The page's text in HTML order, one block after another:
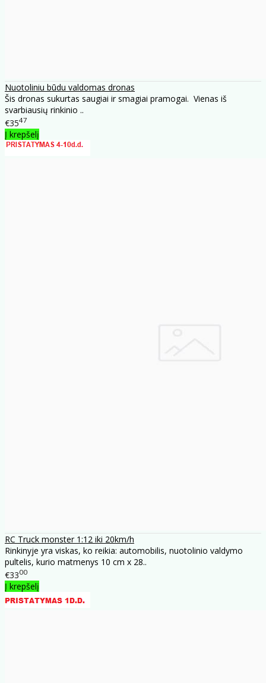
Nuotoliniu būdu valdomas dronas
Šis dronas sukurtas saugiai ir smagiai pramogai. Vienas iš
svarbiausių rinkinio ..
€3547
Į krepšelį
RC Truck monster 1:12 iki 20km/h
Rinkinyje yra viskas, ko reikia: automobilis, nuotolinio valdymo
pultelis, kurio matmenys 10 cm x 28..
€3300
Į krepšelį